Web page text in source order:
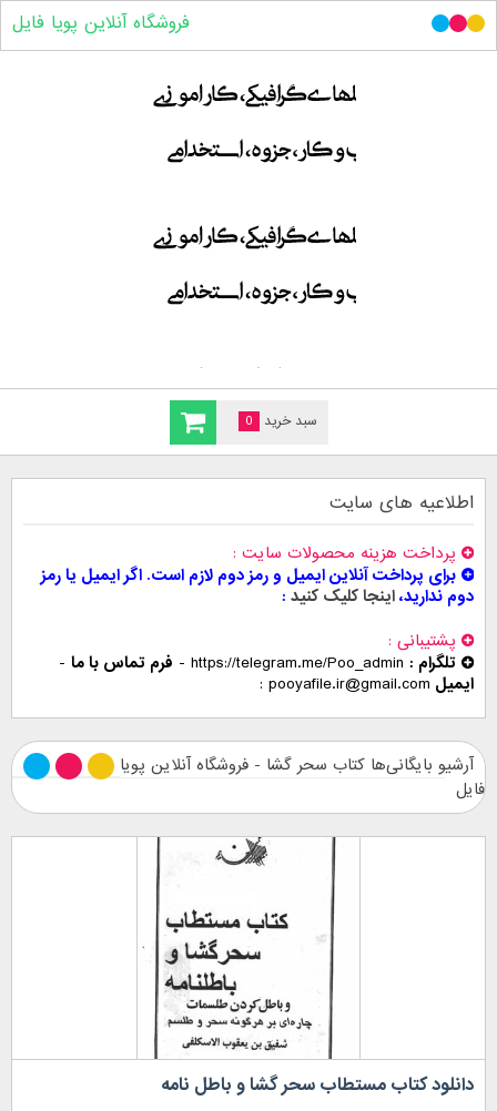
سبد خرید 0
فروشگاه آنلاین پویا فایل
اطلاعیه های سایت
پرداخت هزینه محصولات سایت
برای پرداخت آنلاین ایمیل و رمز دوم لازم است. اگر ایمیل یا رمز
دوم ندارید،اینجا کلیک کنید
پشتیبانی
تلگرام : https://telegram.me/Poo_admin
- فرم تماس با ما -
ایمیل pooyafile.ir@gmail.com
آرشیو بایگانی‌ها کتاب سحر گشا - فروشگاه آنلاین پویا
فایل
دانلود کتاب مستطاب سحر گشا و باطل نامه